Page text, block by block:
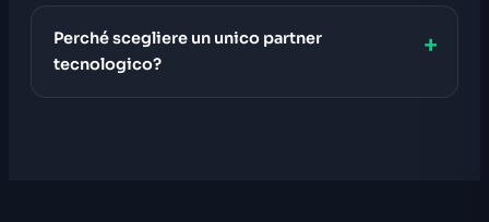
Perché scegliere un unico partner
tecnologico?